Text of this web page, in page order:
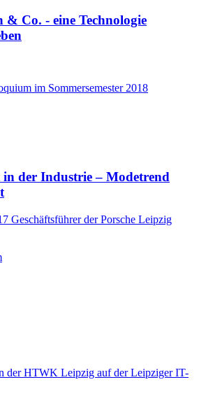
Co. - eine Technologie
im Sommersemester 2018
der Industrie – Modetrend
Geschäftsführer der Porsche Leipzig
der HTWK Leipzig auf der Leipziger IT-